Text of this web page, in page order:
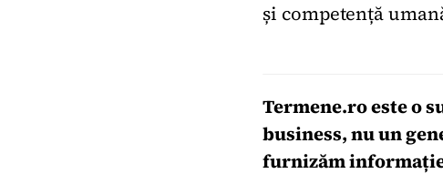
și competență
Termene.roeste o
business, nu un
furnizăm informație